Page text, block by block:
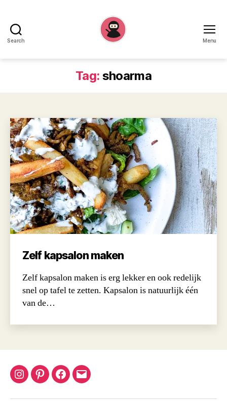
Search
Ninja
Menu
Tag: shoarma
Zelf kapsalon maken
Zelf kapsalon maken is erg lekker en ook redelijk
snel op tafel te zetten. Kapsalon is natuurlijk één
van de…
Instagram
PinterestFacebook
Email